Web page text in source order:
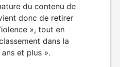
du contenu de
donc de retirer
», tout en
dans la
et plus ».